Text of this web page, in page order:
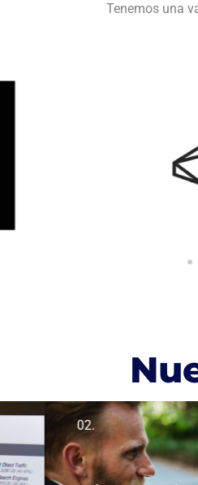
Tenemos una
02.